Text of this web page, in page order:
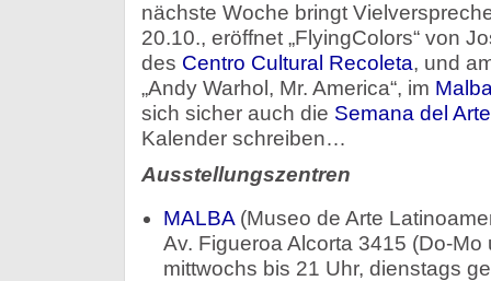
nächste Woche bringt
20.10., eröffnet „FlyingColors“ von
des Centro Cultural Recoleta, und
„Andy Warhol, Mr. America“, im
sich sicher auch die Semana del
Kalender schreiben…
Ausstellungszentren
MALBA(Museo de Arte
Av. Figueroa Alcorta 3415 (Do-
mittwochs bis 21 Uhr, dienstags